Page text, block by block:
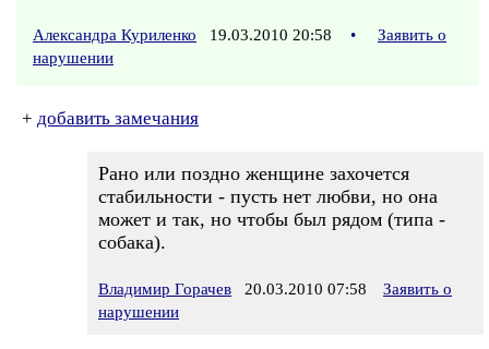
Александра Куриленко 19.03.2010 20:58 •
Заявить о
нарушении
+ добавить замечания
Рано или поздно женщине захочется
стабильности - пусть нет любви, но она
может и так, но чтобы был рядом (типа -
собака).
Владимир Горачев 20.03.2010 07:58
Заявить о
нарушении